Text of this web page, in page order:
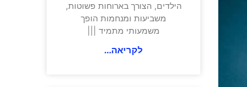
הילדים, הצורך בארוחות פשוטות,
משביעות ומנחמות הופך
משמעותי מתמיד |||
לקריאה...